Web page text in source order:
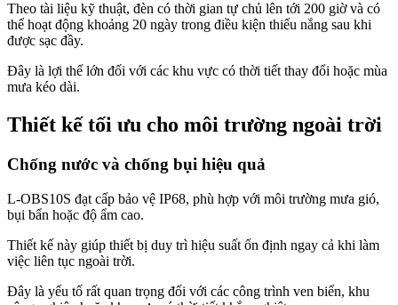
Theo tài liệu kỹ thuật, đèn có thời gian tự chủ lên tới 200 giờ và có
thể hoạt động khoảng 20 ngày trong điều kiện thiếu nắng sau khi
được sạc đầy.
Đây là lợi thế lớn đối với các khu vực có thời tiết thay đổi hoặc mùa
mưa kéo dài.
Thiết kế tối ưu cho môi trường ngoài trời
Chống nước và chống bụi hiệu quả
L-OBS10S đạt cấp bảo vệ IP68, phù hợp với môi trường mưa gió,
bụi bẩn hoặc độ ẩm cao.
Thiết kế này giúp thiết bị duy trì hiệu suất ổn định ngay cả khi làm
việc liên tục ngoài trời.
Đây là yếu tố rất quan trọng đối với các công trình ven biển, khu